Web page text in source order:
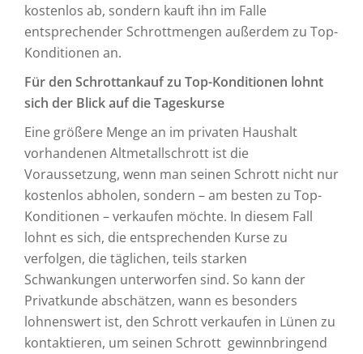
kostenlos ab, sondern kauft ihn im Falle
entsprechender Schrottmengen außerdem zu Top-
Konditionen an.
Für den Schrottankauf zu Top-Konditionen lohnt
sich der Blick auf die Tageskurse
Eine größere Menge an im privaten Haushalt
vorhandenen Altmetallschrott ist die
Voraussetzung, wenn man seinen Schrott nicht nur
kostenlos abholen, sondern – am besten zu Top-
Konditionen – verkaufen möchte. In diesem Fall
lohnt es sich, die entsprechenden Kurse zu
verfolgen, die täglichen, teils starken
Schwankungen unterworfen sind. So kann der
Privatkunde abschätzen, wann es besonders
lohnenswert ist, den Schrott verkaufen in Lünen zu
kontaktieren, um seinen Schrott gewinnbringend